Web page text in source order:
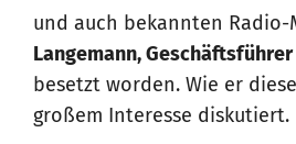
und auch bekannten
Langemann,
besetzt worden. Wie er
großem Interesse diskutiert.